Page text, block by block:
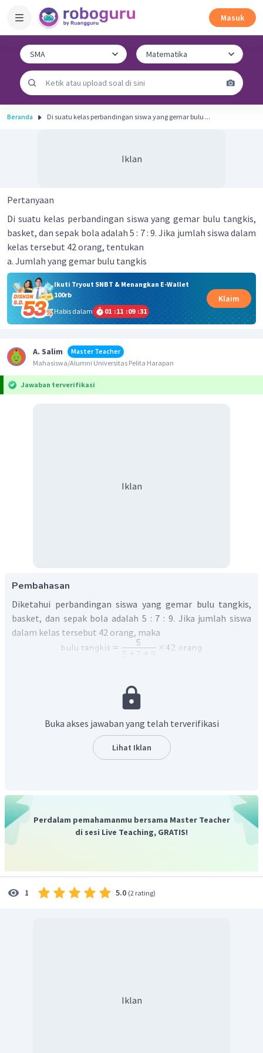
Masuk
Beranda Di suatu kelas perbandingan siswa yang gemar bulu ...
Iklan
Pertanyaan
Di suatu kelas perbandingan siswa yang gemar bulu tangkis,
basket, dan sepak bola adalah 5 : 7 : 9. Jika jumlah siswa dalam
kelas tersebut 42 orang, tentukan
a. Jumlah yang gemar bulu tangkis
Ikuti Tryout SNBT & Menangkan E-Wallet
100rb
Habis dalam
01 :11 :09 :31
Klaim
A. Salim
Master Teacher
Mahasiswa/Alumni Universitas Pelita Harapan
Jawaban terverifikasi
Iklan
Pembahasan
Diketahui perbandingan siswa yang gemar bulu tangkis,
basket, dan sepak bola adalah 5 : 7 : 9. Jika jumlah siswa
dalam kelas tersebut 42 orang, maka
Jadi, banyak yang gemar bulu tangkis adalah 10 orang.
Buka akses jawaban yang telah terverifikasi
Lihat Iklan
Perdalam pemahamanmu bersama Master Teacher
di sesi Live Teaching, GRATIS!
1 5.0 (2 rating)
Iklan